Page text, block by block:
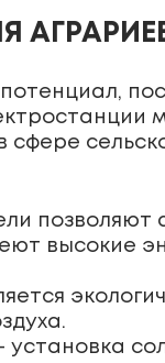
позволяют
высокие